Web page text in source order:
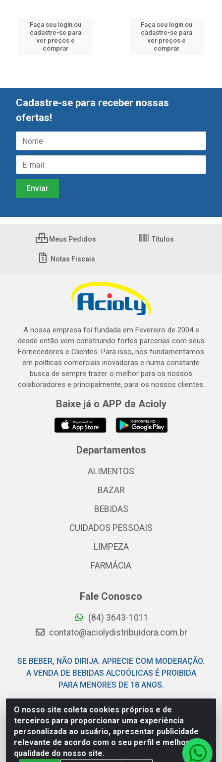
Faça seu login ou
cadastre-se para
ver preços e
comprar
Faça seu login ou
cadastre-se para
ver preços e
comprar
O nosso site coleta cookies próprios e de
terceiros para proporcionar uma experiência
personalizada ao usuário, apresentar publicidade
relevante de acordo com o seu perfil e melhorar a
qualidade do nosso site.
Cadastre-se para receber nossas
ofertas!
Meus Pedidos Títulos
Notas Fiscais
A nossa empresa foi fundada em Fevereiro de 2004 e
desde então vem construindo fortes parcerias com seus
Fornecedores e Clientes. Para isso, nos fundamentamos
em políticas comerciais inovadoras e numa constante
busca de sempre trazer o melhor para os nossos
colaboradores e principalmente, para os nossos clientes.
Baixe já o APP da Acioly
Departamentos
ALIMENTOS
BAZAR
BEBIDAS
CUIDADOS PESSOAIS
LIMPEZA
FARMÁCIA
Fale Conosco
(84) 3643-1011
contato@aciolydistribuidora.com.br
SE BEBER, NÃO DIRIJA. APRECIE COM MODERAÇÃO.
A VENDA DE BEBIDAS ALCOÓLICAS É PROIBIDA
PARA MENORES DE 18 ANOS.
Acioly Distribuidora - Av Piloto Pereira Tim - Parque de
Exposições - Parnamirim/RN - CEP 59146-480 - CNPJ
06.029.901/0001-92